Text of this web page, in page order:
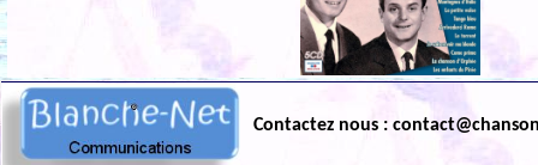
Contactez nous :